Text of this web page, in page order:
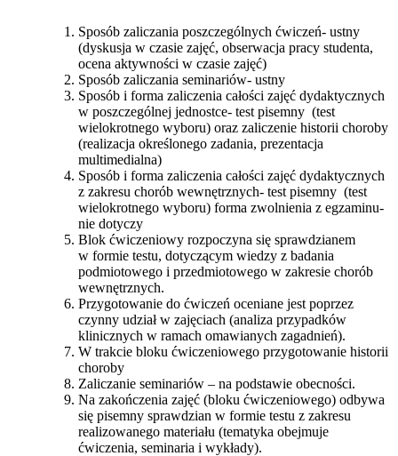
Sposób zaliczania poszczególnych ćwiczeń- ustny
(dyskusja w czasie zajęć, obserwacja pracy studenta,
ocena aktywności w czasie zajęć)
Sposób zaliczania seminariów- ustny
Sposób i forma zaliczenia całości zajęć dydaktycznych
w poszczególnej jednostce- test pisemny (test
wielokrotnego wyboru) oraz zaliczenie historii choroby
(realizacja określonego zadania, prezentacja
multimedialna)
Sposób i forma zaliczenia całości zajęć dydaktycznych
z zakresu chorób wewnętrznych- test pisemny (test
wielokrotnego wyboru) forma zwolnienia z egzaminu-
nie dotyczy
Blok ćwiczeniowy rozpoczyna się sprawdzianem
w formie testu, dotyczącym wiedzy z badania
podmiotowego i przedmiotowego w zakresie chorób
wewnętrznych.
Przygotowanie do ćwiczeń oceniane jest poprzez
czynny udział w zajęciach (analiza przypadków
klinicznych w ramach omawianych zagadnień).
W trakcie bloku ćwiczeniowego przygotowanie historii
choroby
Zaliczanie seminariów – na podstawie obecności.
Na zakończenia zajęć (bloku ćwiczeniowego) odbywa
się pisemny sprawdzian w formie testu z zakresu
realizowanego materiału (tematyka obejmuje
ćwiczenia, seminaria i wykłady).